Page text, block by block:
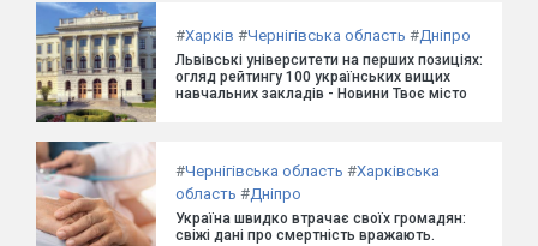
#Харків #Чернігівська область #Дніпро
Львівські університети на перших позиціях:
огляд рейтингу 100 українських вищих
навчальних закладів - Новини Твоє місто
#Чернігівська область #Харківська
область #Дніпро
Україна швидко втрачає своїх громадян:
свіжі дані про смертність вражають.